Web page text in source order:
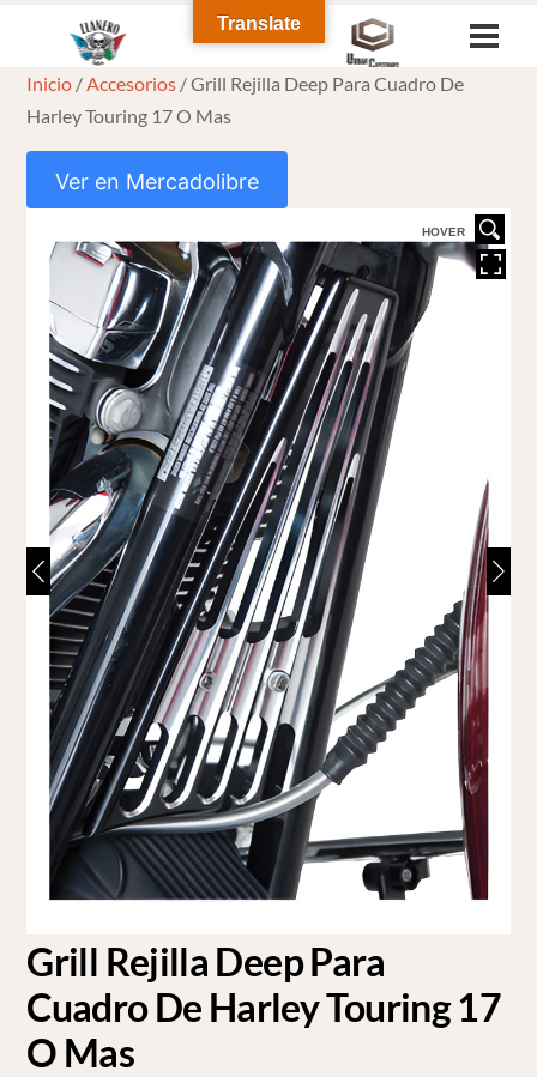
content
Inicio /Accesorios / Grill Rejilla Deep Para Cuadro De
Harley Touring 17 O Mas
Ver en Mercadolibre
HOVER
Grill Rejilla Deep Para
Cuadro De Harley Touring 17
O Mas
Translate